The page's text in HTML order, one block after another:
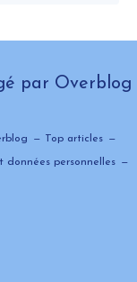
par Overblog
Top articles
données personnelles